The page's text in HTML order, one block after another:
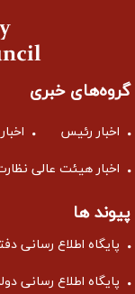
گروه‌های خبری
اخبار رئیس
اخبار هیئت عالی
پیوند ها
پایگاه اطلاع رسانی
پایگاه اطلاع رسانی